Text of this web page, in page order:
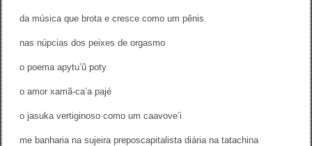
da música que brota e cresce como um pênis
nas núpcias dos peixes de orgasmo
o poema apytu’ũ poty
o amor xamã-ca’a pajé
o jasuka vertiginoso como um caavove’i
me banharia na sujeira preposcapitalista diária na tatachina